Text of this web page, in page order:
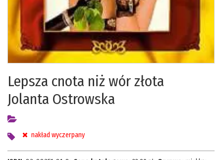
Lepsza cnota niż wór złota
Jolanta Ostrowska
nakład wyczerpany